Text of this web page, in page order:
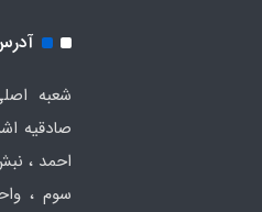
شعبه
صادقیه